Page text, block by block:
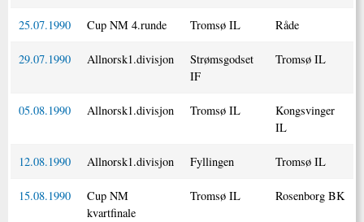
25.07.1990 Cup NM 4.runde Tromsø IL Råde
29.07.1990 Allnorsk1.divisjon
Strømsgodset
IF
Tromsø IL
05.08.1990 Allnorsk1.divisjon Tromsø IL
Kongsvinger
IL
12.08.1990 Allnorsk1.divisjon Fyllingen Tromsø IL
15.08.1990
Cup NM
kvartfinale
Tromsø IL Rosenborg BK